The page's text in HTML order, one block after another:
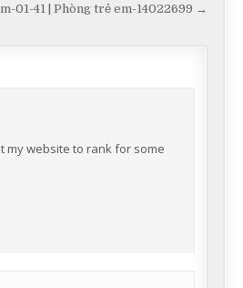
01-41 | Phòng trẻ em-14022699 →
my website to rank for some